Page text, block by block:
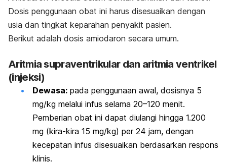
Dosis penggunaan obat ini harus disesuaikan dengan
usia dan tingkat keparahan penyakit pasien.
Berikut adalah dosis amiodaron secara umum.
Aritmia supraventrikular dan aritmia ventrikel
(injeksi)
Dewasa: pada penggunaan awal, dosisnya 5
mg/kg melalui infus selama 20–120 menit.
Pemberian obat ini dapat diulangi hingga 1.200
mg (kira-kira 15 mg/kg) per 24 jam, dengan
kecepatan infus disesuaikan berdasarkan respons
klinis.